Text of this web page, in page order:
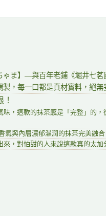
ゃま】—與百年老鋪《堀井七
，每一口都是真材實料，絕無
，這款的抹茶感是「完整」的
與內層濃郁濕潤的抹茶完美融合
，對怕甜的人來說這款真的太加